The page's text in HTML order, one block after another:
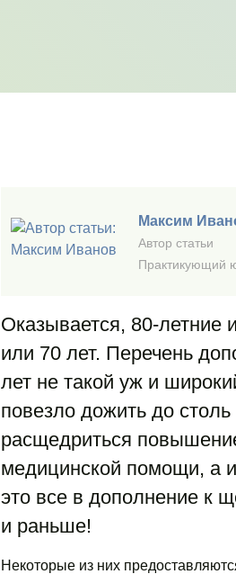
Максим
Автор статьи
Практикующий
Оказывается, 80-летние
или 70 лет. Перечень
лет не такой уж и
повезло дожить до столь
расщедриться
медицинской помощи, а
это все в дополнение к
и раньше!
Некоторые из них